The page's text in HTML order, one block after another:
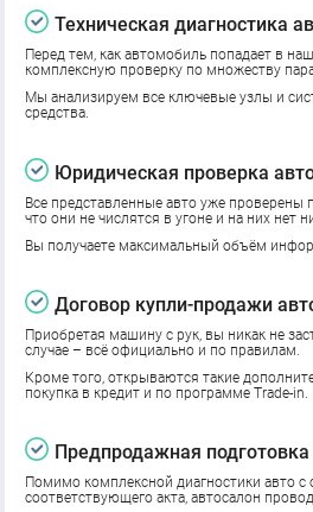
Техническая диагностика
Перед тем, как автомобиль попадает в
комплексную проверку по множеству
Мы анализируем все ключевые узлы и
средства.
Юридическая проверка
Все представленные авто уже проверены
что они не числятся в угоне и на них нет
Вы получаете максимальный объём
Договор купли-продажи
Приобретая машину с рук, вы никак не
случае – всё официально и по правилам.
Кроме того, открываются такие
покупка в кредит и по программе Trade-in.
Предпродажная подготовка
Помимо комплексной диагностики авто с
соответствующего акта, автосалон